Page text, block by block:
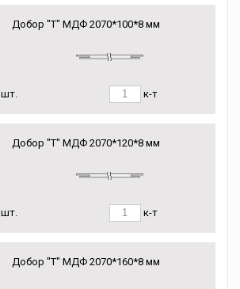
Добор "Т" МДФ 2070*100*8 мм
шт. к-т
Добор "Т" МДФ 2070*120*8 мм
шт. к-т
Добор "Т" МДФ 2070*160*8 мм